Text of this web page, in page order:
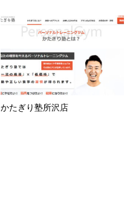
かたぎり塾所沢店